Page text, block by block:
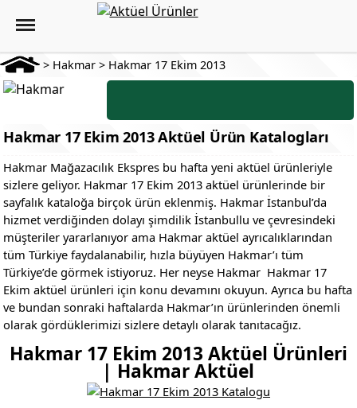
> Hakmar > Hakmar 17 Ekim 2013
Hakmar 17 Ekim 2013 Aktüel Ürün Katalogları
Hakmar Mağazacılık Ekspres bu hafta yeni aktüel ürünleriyle
sizlere geliyor. Hakmar 17 Ekim 2013 aktüel ürünlerinde bir
sayfalık kataloğa birçok ürün eklenmiş. Hakmar İstanbul’da
hizmet verdiğinden dolayı şimdilik İstanbullu ve çevresindeki
müşteriler yararlanıyor ama Hakmar aktüel ayrıcalıklarından
tüm Türkiye faydalanabilir, hızla büyüyen Hakmar’ı tüm
Türkiye’de görmek istiyoruz. Her neyse Hakmar Hakmar 17
Ekim aktüel ürünleri için konu devamını okuyun. Ayrıca bu hafta
ve bundan sonraki haftalarda Hakmar’ın ürünlerinden önemli
olarak gördüklerimizi sizlere detaylı olarak tanıtacağız.
Hakmar 17 Ekim 2013 Aktüel Ürünleri
| Hakmar Aktüel